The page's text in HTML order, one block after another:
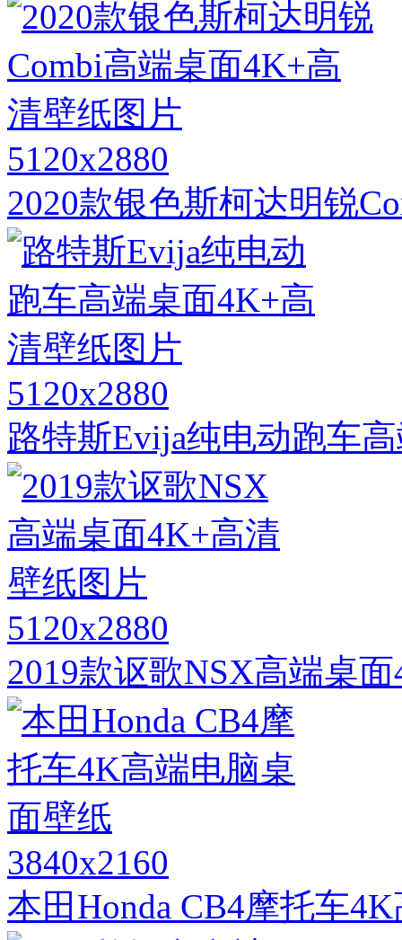
5120x2880
2020款银色斯柯达明锐
5120x2880
路特斯Evija纯电动跑车
5120x2880
2019款讴歌NSX高端桌
3840x2160
本田Honda CB4摩托车